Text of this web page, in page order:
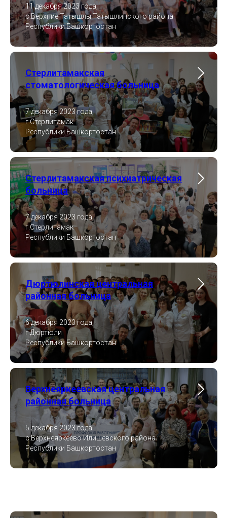
11 декабря 2023 года,
с.Верхние Татышлы Татышлинского района
Республики Башкортостан
Стерлитамакская
стоматологическая больница
7 декабря 2023 года,
г.Стерлитамак
Республики Башкортостан
Стерлитамакская психиатрическая
больница
7 декабря 2023 года,
г.Стерлитамак
Республики Башкортостан
Дюртюлинская центральная
районная больница
6 декабря 2023 года,
г.Дюртюли
Республики Башкортостан
Верхнеяркеевская центральная
районная больница
5 декабря 2023 года,
с.Верхнеяркеево Илишевского района
Республики Башкортостан